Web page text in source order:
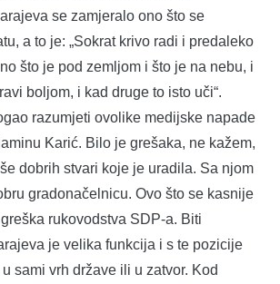
se zamjeralo ono što se
a to je: „Sokrat krivo radi i predaleko
što je pod zemljom i što je na nebu, i
boljom, i kad druge to isto uči“.
razumjeti ovolike medijske napade
Karić. Bilo je grešaka, ne kažem,
dobrih stvari koje je uradila. Sa njom
gradonačelnicu. Ovo što se kasnije
rukovodstva SDP-a. Biti
je velika funkcija i s te pozicije
sami vrh države ili u zatvor. Kod